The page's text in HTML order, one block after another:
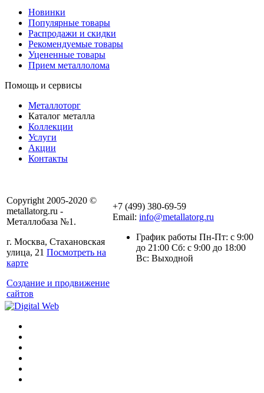
Новинки
Популярные товары
Распродажи и скидки
Рекомендуемые товары
Уцененные товары
Прием металлолома
Помощь и сервисы
Металлоторг
Каталог металла
Коллекции
Услуги
Акции
Контакты
Copyright 2005-2020 ©
metallatorg.ru -
Металлобаза №1.
г. Москва, Стахановская
улица, 21 Посмотреть на
карте
Создание и продвижение
сайтов
+7 (499) 380-69-59
Email: info@metallatorg.ru
График работы Пн-Пт: с 9:00
до 21:00 Сб: с 9:00 до 18:00
Вс: Выходной